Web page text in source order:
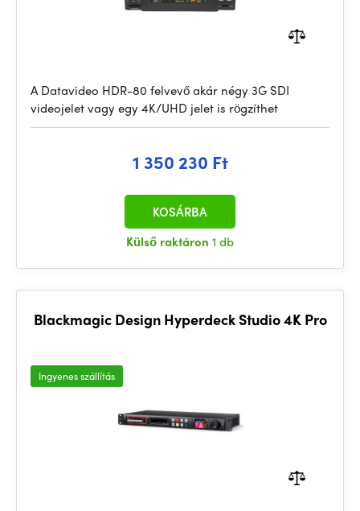
A Datavideo HDR-80 felvevő akár négy 3G SDI
videojelet vagy egy 4K/UHD jelet is rögzíthet
1 350 230 Ft
Külső raktáron 1 db
KOSÁRBA
Blackmagic Design Hyperdeck Studio 4K Pro
Ingyenes szállítás